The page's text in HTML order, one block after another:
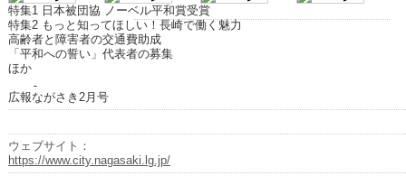
特集1 日本被団協 ノーベル平和賞受賞
特集2 もっと知ってほしい！長崎で働く魅力
高齢者と障害者の交通費助成
「平和への誓い」代表者の募集
ほか
広報ながさき2月号
ウェブサイト：
https://www.city.nagasaki.lg.jp/
はじめてご利用される方へ
コンテンツ
明治日本の産業革命遺産
長崎と天草地方の潜伏キリシタン
関連遺産